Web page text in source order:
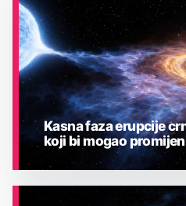
Kasna faza erupcije
koji bi mogao